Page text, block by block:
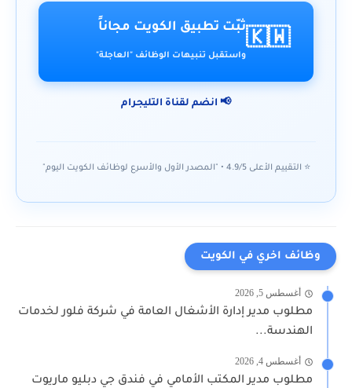
🇰🇼
ثبّت تطبيق الكويت مجاناً
واستقبل تنبيهات الوظائف "العاجلة"
📢 انضم لقناة التليجرام
⭐ التقييم الأعلى 4.9/5 • "المصدر الأول والأسرع لوظائف الكويت اليوم"
وظائف اخري في الكويت
أغسطس 5, 2026
مطلوب مدير إدارة الأشغال العامة في شركة فلور لخدمات
الهندسة...
أغسطس 4, 2026
مطلوب مدير المكتب الأمامي في فندق جي دبليو ماريوت